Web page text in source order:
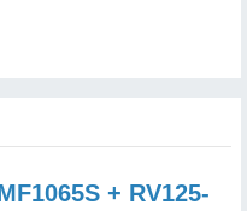
+ RV125-